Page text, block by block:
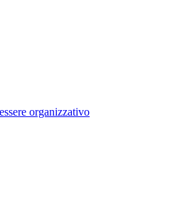
organizzativo